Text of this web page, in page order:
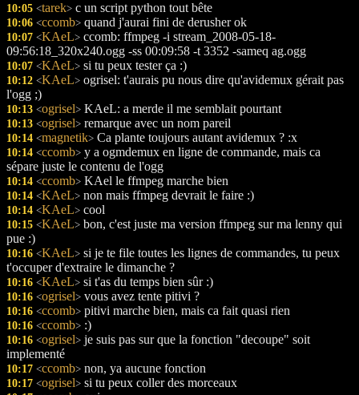
10:05 <tarek> c un script python tout bête
10:06 <ccomb> quand j'aurai fini de derusher ok
10:07 <KAeL> ccomb: ffmpeg -i stream_2008-05-18-
09:56:18_320x240.ogg -ss 00:09:58 -t 3352 -sameq ag.ogg
10:07 <KAeL> si tu peux tester ça :)
10:12 <KAeL> ogrisel: t'aurais pu nous dire qu'avidemux gérait pas
l'ogg ;)
10:13 <ogrisel> KAeL: a merde il me semblait pourtant
10:13 <ogrisel> remarque avec un nom pareil
10:14 <magnetik> Ca plante toujours autant avidemux ? :x
10:14 <ccomb> y a ogmdemux en ligne de commande, mais ca
sépare juste le contenu de l'ogg
10:14 <ccomb> KAel le ffmpeg marche bien
10:14 <KAeL> non mais ffmpeg devrait le faire :)
10:14 <KAeL> cool
10:15 <KAeL> bon, c'est juste ma version ffmpeg sur ma lenny qui
pue :)
10:16 <KAeL> si je te file toutes les lignes de commandes, tu peux
t'occuper d'extraire le dimanche ?
10:16 <KAeL> si t'as du temps bien sûr :)
10:16 <ogrisel> vous avez tente pitivi ?
10:16 <ccomb> pitivi marche bien, mais ca fait quasi rien
10:16 <ccomb> :)
10:16 <ogrisel> je suis pas sur que la fonction "decoupe" soit
implementé
10:17 <ccomb> non, ya aucune fonction
10:17 <ogrisel> si tu peux coller des morceaux